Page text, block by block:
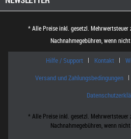
* Alle Preise inkl. gesetzl. Mehrwertsteuer
Nachnahmegebühren, wenn
Hilfe / Support Kontakt
Versand und Zahlungsbedingungen
* Alle Preise inkl. gesetzl. Mehrwertsteuer
Nachnahmegebühren, wenn